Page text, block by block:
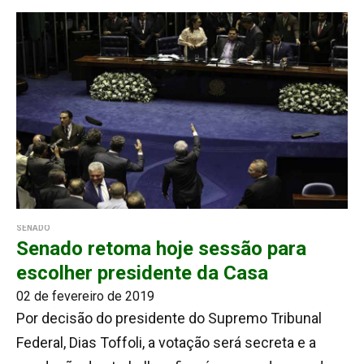
SENADO
Senado retoma hoje sessão para
escolher presidente da Casa
02 de fevereiro de 2019
Por decisão do presidente do Supremo Tribunal
Federal, Dias Toffoli, a votação será secreta e a